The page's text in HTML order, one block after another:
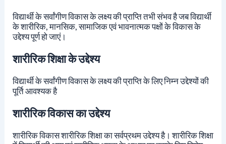
विद्यार्थी के सर्वांगीण विकास के लक्ष्य की प्राप्ति तभी संभव है जब विद्यार्थी
के शारीरिक, मानसिक, सामाजिक एवं भावनात्मक पक्षों के विकास के
उद्देश्य पूर्ण हो जाएं।
शारीरिक शिक्षा के उद्देश्य
विद्यार्थी के सर्वांगीण विकास के लक्ष्य की प्राप्ति के लिए निम्न उद्देश्यों की
पूर्ति आवश्यक है
शारीरिक विकास का उद्देश्य
शारीरिक विकास शारीरिक शिक्षा का सर्वप्रथम उद्देश्य है। शारीरिक शिक्षा